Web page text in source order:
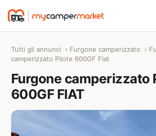
Tutti gli annunci › Furgone camperizzato ›
camperizzato Pilote 600GF Fiat
Furgone camperizzato
600GF FIAT